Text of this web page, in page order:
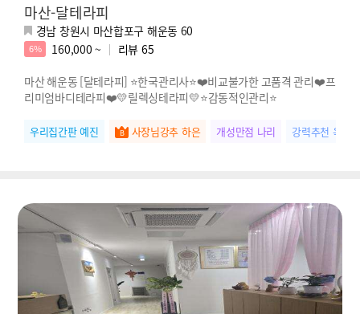
마산-달테라피
경남 창원시 마산합포구 해운동 60
6% 160,000 ~ 리뷰 65
마산 해운동 [달테라피] ⭐한국관리사⭐❤️비교불가한 고품격 관리❤️프
리미엄바디테라피❤️💛릴렉싱테라피💛⭐감동적인관리⭐
우리집간판 예진 사장님강추 하은 개성만점 나리 강력추천 옥순